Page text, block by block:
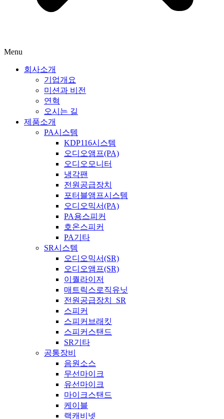
Menu
회사소개
기업개요
미션과 비전
연혁
오시는 길
제품소개
PA시스템
KDP116시스템
오디오앰프(PA)
오디오모니터
냉각팬
전원공급장치
포터블앰프시스템
오디오믹서(PA)
PA용스피커
호온스피커
PA기타
SR시스템
오디오믹서(SR)
오디오앰프(SR)
이퀄라이저
매트릭스로직유닛
전원공급장치_SR
스피커
스피커브래킷
스피커스탠드
SR기타
공통장비
음원소스
무선마이크
유선마이크
마이크스탠드
케이블
랙캐비넷